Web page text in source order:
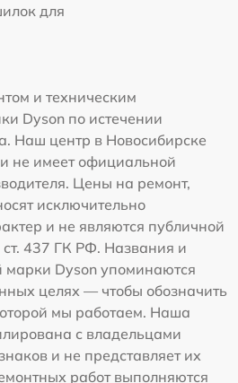
для
и техническим
Dyson по истечении
Наш центр в Новосибирске
не имеет официальной
Цены на ремонт,
исключительно
и не являются публичной
ст. 437 ГК РФ. Названия и
марки Dyson упоминаются
целях — чтобы обозначить
мы работаем. Наша
с владельцами
и не представляет их
работ выполняются